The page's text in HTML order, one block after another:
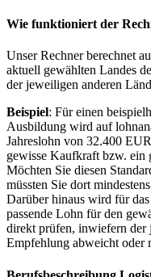
Wie funktioniert der
Unser Rechner berechnet
aktuell gewählten Landes
der jeweiligen anderen
Beispiel: Für einen
Ausbildung wird auf
Jahreslohn von 32.400
gewisse Kaufkraft bzw. ein
Möchten Sie diesen
müssten Sie dort
Darüber hinaus wird für
passende Lohn für den
direkt prüfen, inwiefern der
Empfehlung abweicht oder